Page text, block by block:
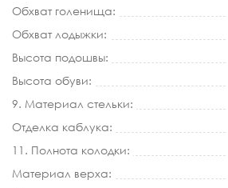
Обхват голенища:
Обхват лодыжки:
Высота подошвы:
Высота обуви:
9. Материал стельки:
Отделка каблука:
11. Полнота колодки:
Материал верха: